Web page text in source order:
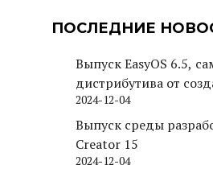
ПОСЛЕДНИЕ
Выпуск EasyOS 6.5,
дистрибутива от
Puppy Linux
2024-12-04
Выпуск среды
Creator 15
2024-12-04